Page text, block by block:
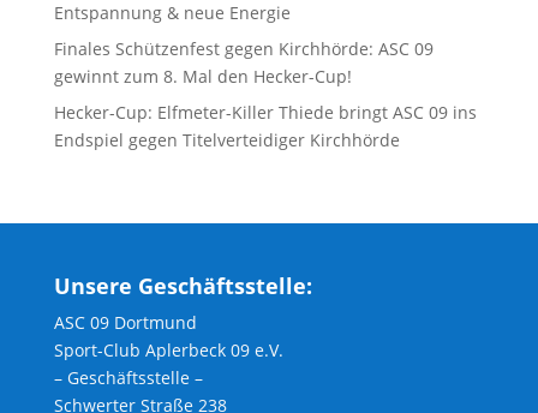
Entspannung & neue Energie
Finales Schützenfest gegen Kirchhörde: ASC 09
gewinnt zum 8. Mal den Hecker-Cup!
Hecker-Cup: Elfmeter-Killer Thiede bringt ASC 09 ins
Endspiel gegen Titelverteidiger Kirchhörde
Unsere Geschäftsstelle:
ASC 09 Dortmund
Sport-Club Aplerbeck 09 e.V.
– Geschäftsstelle –
Schwerter Straße 238